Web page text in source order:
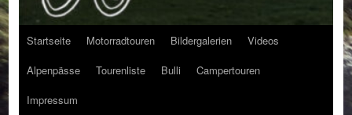
Zum
Inhalt
springen
Startseite Motorradtouren Bildergalerien
Videos
Alpenpässe
Tourenliste Bulli
Campertouren
Impressum